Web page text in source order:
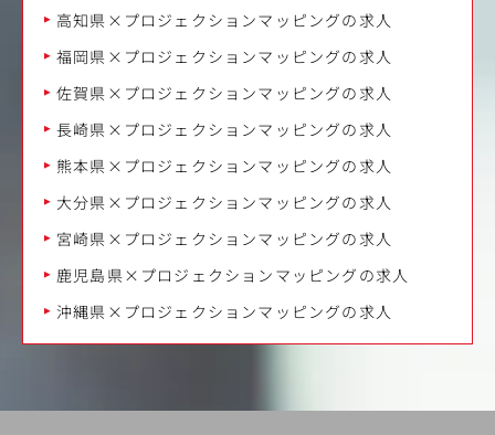
高知県×プロジェクションマッピングの求人
福岡県×プロジェクションマッピングの求人
佐賀県×プロジェクションマッピングの求人
長崎県×プロジェクションマッピングの求人
熊本県×プロジェクションマッピングの求人
大分県×プロジェクションマッピングの求人
宮崎県×プロジェクションマッピングの求人
鹿児島県×プロジェクションマッピングの求人
沖縄県×プロジェクションマッピングの求人